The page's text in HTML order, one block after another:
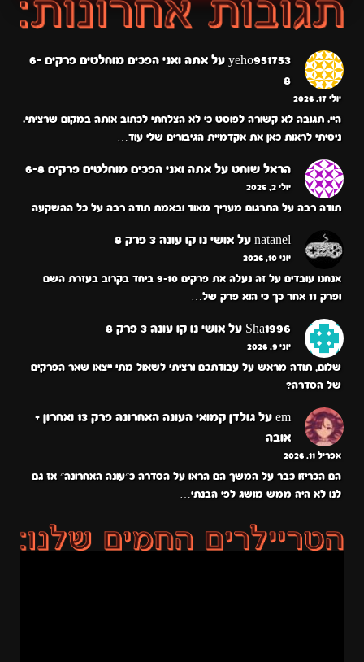
yeho951753 על
אתה ואני הפכים מוחלטים פרקים 6-
8
יולי 17, 2026
היי. תגובה לא קשורה לפוסט כי לא הצלחתי לכתוב אותה במקום שרציתי.
ניסיתי לראות כאן את אקדמיית הגיבורים שלי עוד…
הראל שוחט על אתה ואני הפכים מוחלטים פרקים 6-8
יולי 2, 2026
תודה רבה על התרגום מעריך מאוד ובאמת תודה רבה על כל ההשקעה
natanel על אושי נו קו עונה 3 פרק 8
יוני 10, 2026
אנחנו עובדים על זה נעלה את פרקים 9-10 ביחד בקרוב בעזרת השם
ופרק 11 אחר כך כי הוא פרק של…
Sha1996 על אושי נו קו עונה 3 פרק 8
יוני 9, 2026
שלום, תודה מראש על עבודתכם ורציתי לשאול מתי ייצאו שאר הפרקים
של הסדרה?
em על
גולדן קמואי העונה האחרונה פרק 13 ואחרון +
אובה
אפריל 11, 2026
הם הכריזו כבר על המשך הם הראו על הסדרה כ״עונה האחרונה״ אז גם
לנו לא היה ממש מושג לפי הבנתי…